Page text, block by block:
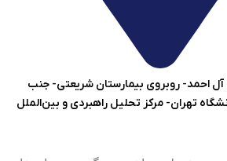
احمد- روبروی بیمارستان شریعتی- جنب
تهران- مرکز تحلیل راهبردی و بین‌الملل